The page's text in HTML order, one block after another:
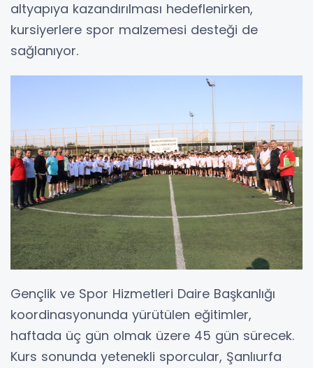
altyapıya kazandırılması hedeflenirken,
kursiyerlere spor malzemesi desteği de
sağlanıyor.
Gençlik ve Spor Hizmetleri Daire Başkanlığı
koordinasyonunda yürütülen eğitimler,
haftada üç gün olmak üzere 45 gün sürecek.
Kurs sonunda yetenekli sporcular, Şanlıurfa